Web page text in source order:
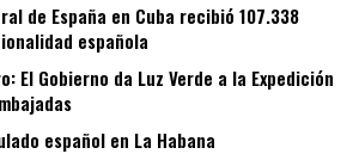
de España en Cuba recibió 107.338
española
El Gobierno da Luz Verde a la Expedición
español en La Habana